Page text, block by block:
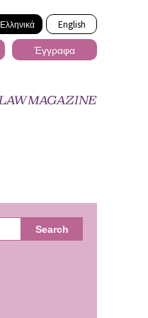
Ελληνικά English
Έγγραφα
Search